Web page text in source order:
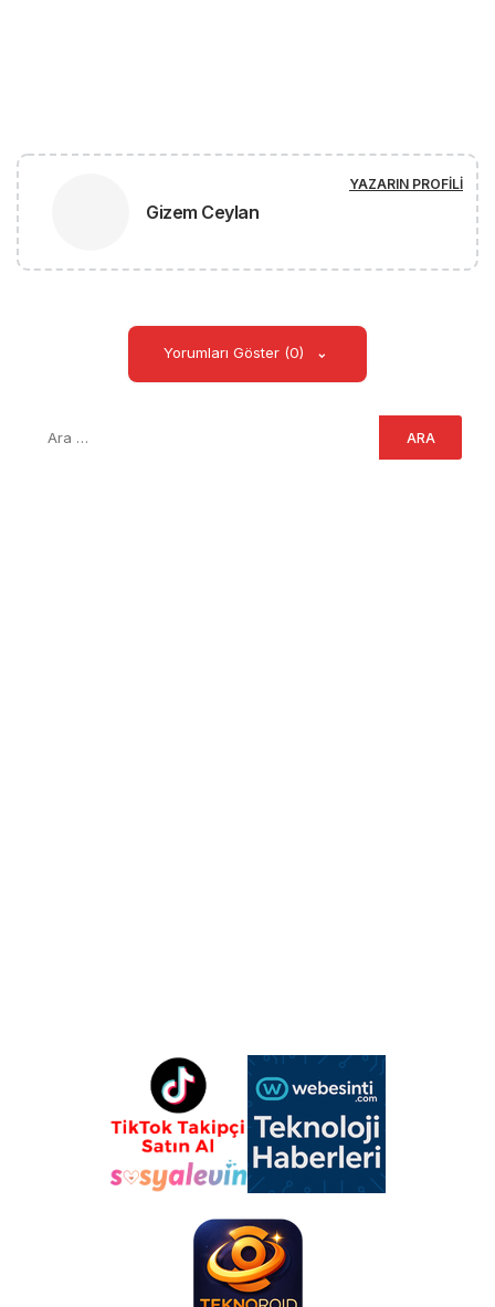
Gizem Ceylan
YAZARIN PROFILI
Yorumları Göster (0)